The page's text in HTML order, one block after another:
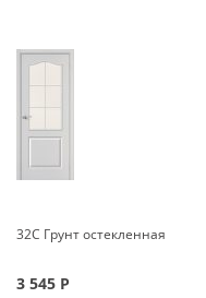
32С Грунт остекленная
3 545 Р